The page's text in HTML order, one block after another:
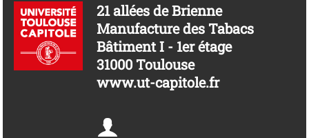
21 allées de Brienne
Manufacture des Tabacs
Bâtiment I - 1er étage
31000 Toulouse
www.ut-capitole.fr